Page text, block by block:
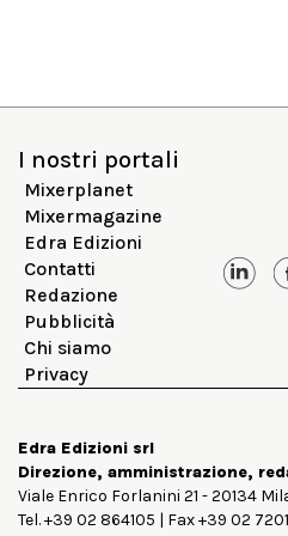
I nostri portali
Mixerplanet
Mixermagazine
Edra Edizioni
Contatti
Redazione
Pubblicità
Chi siamo
Privacy
Edra Edizioni srl
Direzione, amministrazione,
Viale Enrico Forlanini 21 - 20134
Tel. +39 02 864105 | Fax +39 02